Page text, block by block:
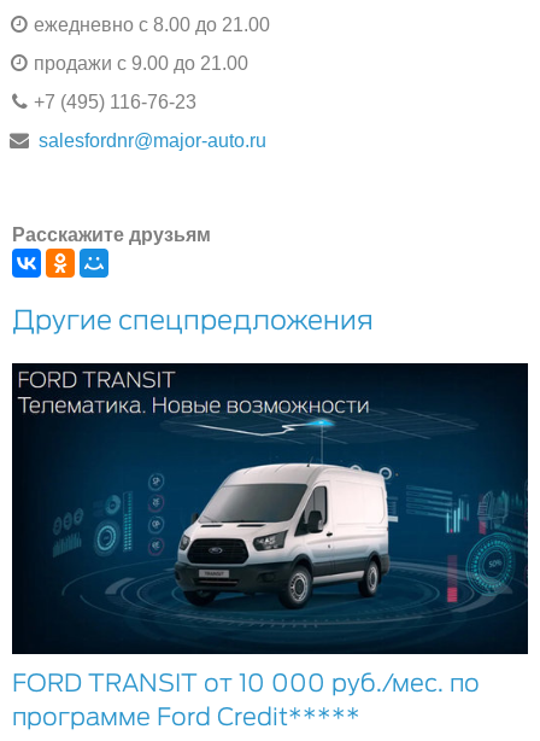
ежедневно с 8.00 до 21.00
продажи с 9.00 до 21.00
+7 (495) 116-76-23
salesfordnr@major-auto.ru
Расскажите друзьям
Другие спецпредложения
FORD TRANSIT от 10 000 руб./мес. по
программе Ford Credit*****